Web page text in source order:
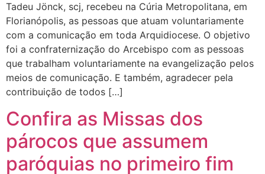
Tadeu Jönck, scj, recebeu na Cúria Metropolitana, em
Florianópolis, as pessoas que atuam voluntariamente
com a comunicação em toda Arquidiocese. O objetivo
foi a confraternização do Arcebispo com as pessoas
que trabalham voluntariamente na evangelização pelos
meios de comunicação. E também, agradecer pela
contribuição de todos […]
Confira as Missas dos
párocos que assumem
paróquias no primeiro fim